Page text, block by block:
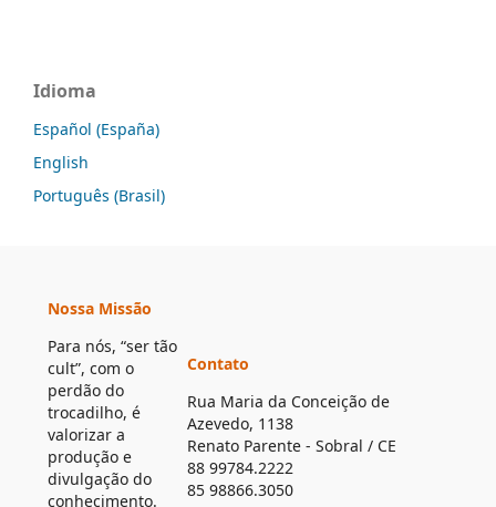
Idioma
Español (España)
English
Português (Brasil)
Nossa Missão
Para nós, “ser tão
cult”, com o
perdão do
trocadilho, é
valorizar a
produção e
divulgação do
conhecimento.
Contato
Rua Maria da Conceição de
Azevedo, 1138
Renato Parente - Sobral / CE
88 99784.2222
85 98866.3050